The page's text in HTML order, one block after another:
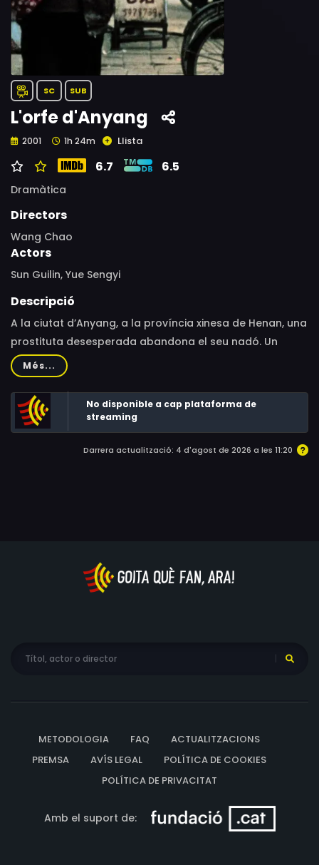
SC SUB
L'orfe d'Anyang
2001 1h 24m Llista
6.7 6.5
Dramàtica
Directors
Wang Chao
Actors
Sun Guilin, Yue Sengyi
Descripció
A la ciutat d’Anyang, a la província xinesa de Henan, una
prostituta desesperada abandona el seu nadó. Un
obrer a l’atur es fa càrrec del nen, però el pare biològic,
un gàngster local, surt a la seva recerca, ja que pateix
una malaltia terminal i vol que sigui el seu hereu.
Més...
No disponible a cap plataforma de
streaming
Darrera actualització: 4 d'agost de 2026 a les 11:20
METODOLOGIA FAQ
ACTUALITZACIONS
PREMSA
AVÍS LEGAL
POLÍTICA DE COOKIES
POLÍTICA DE PRIVACITAT
Amb el suport de: